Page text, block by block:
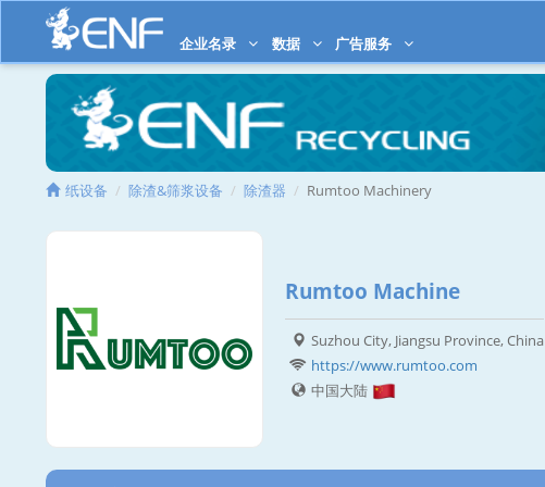
企业名录 数据 广告服务
纸设备 除渣&筛浆设备 除渣器 Rumtoo Machinery
Rumtoo Machine
Suzhou City, Jiangsu Province, China
https://www.rumtoo.com
中国大陆